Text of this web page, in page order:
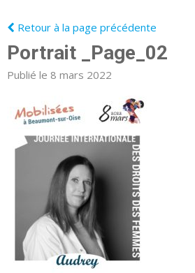
Retour à la page précédente
Portrait _Page_02
Publié le 8 mars 2022